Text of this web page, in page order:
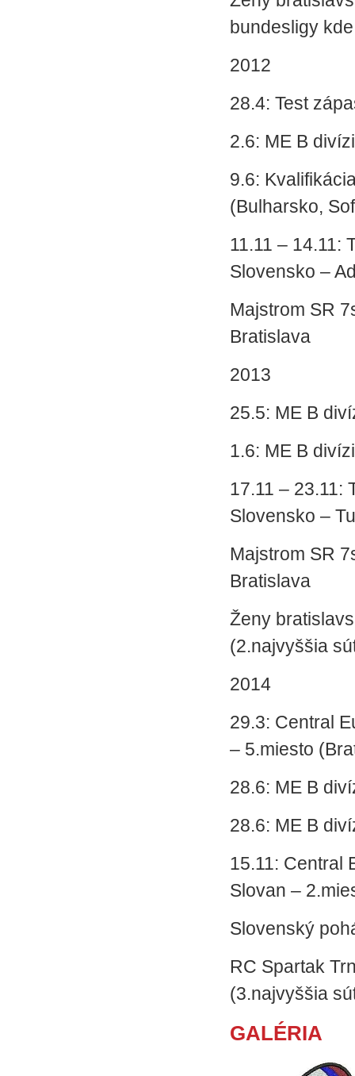
bundesligy
2012
28.4: Test
2.6: ME B
9.6:
(Bulharsko,
11.11 – 14.11:
Slovensko –
Majstrom SR
Bratislava
2013
25.5: ME B
1.6: ME B
17.11 – 23.11:
Slovensko –
Majstrom SR
Bratislava
Ženy
(2.najvyššia
2014
29.3: Central
– 5.miesto
28.6: ME B
28.6: ME B
15.11: Central
Slovan –
Slovenský
RC Spartak
(3.najvyššia
GALÉRIA